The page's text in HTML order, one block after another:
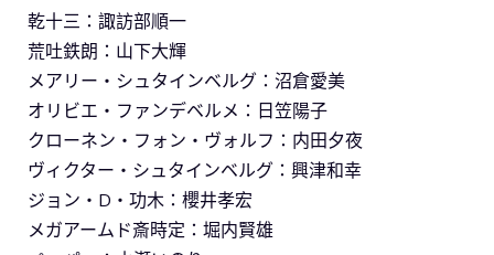
乾十三：諏訪部順一
荒吐鉄朗：山下大輝
メアリー・シュタインベルグ：沼倉愛美
オリビエ・ファンデベルメ：日笠陽子
クローネン・フォン・ヴォルフ：内田夕夜
ヴィクター・シュタインベルグ：興津和幸
ジョン・D・功木：櫻井孝宏
メガアームド斎時定：堀内賢雄